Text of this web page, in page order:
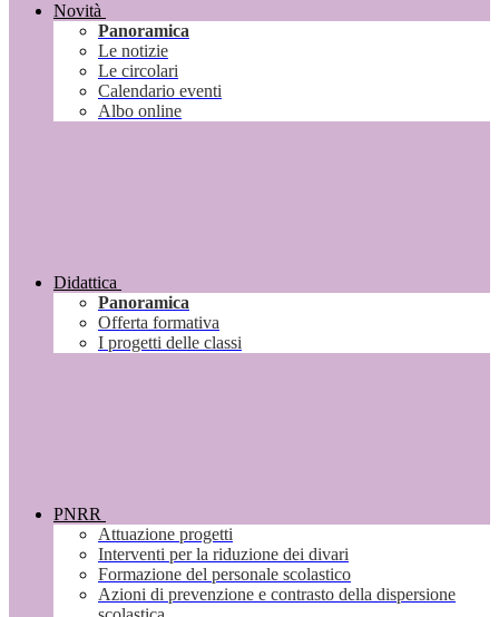
Novità
Panoramica
Le notizie
Le circolari
Calendario eventi
Albo online
Didattica
Panoramica
Offerta formativa
I progetti delle classi
PNRR
Attuazione progetti
Interventi per la riduzione dei divari
Formazione del personale scolastico
Azioni di prevenzione e contrasto della dispersione